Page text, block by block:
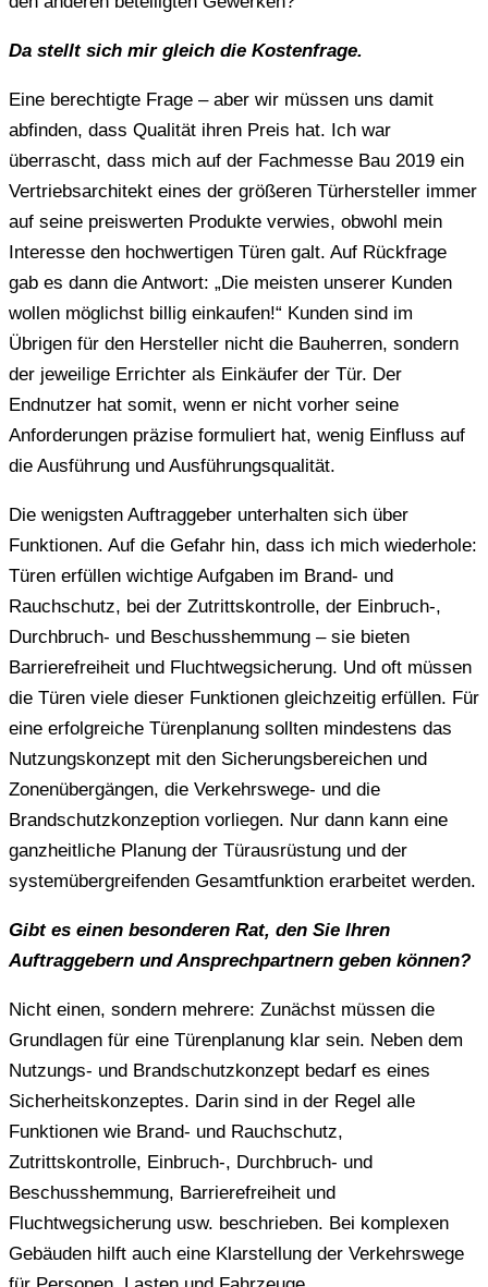
Da stellt sich mir gleich die Kostenfrage.
Eine berechtigte Frage – aber wir müssen uns damit
abfinden, dass Qualität ihren Preis hat. Ich war
überrascht, dass mich auf der Fachmesse Bau 2019 ein
Vertriebsarchitekt eines der größeren Türhersteller immer
auf seine preiswerten Produkte verwies, obwohl mein
Interesse den hochwertigen Türen galt. Auf Rückfrage
gab es dann die Antwort: „Die meisten unserer Kunden
wollen möglichst billig einkaufen!“ Kunden sind im
Übrigen für den Hersteller nicht die Bauherren, sondern
der jeweilige Errichter als Einkäufer der Tür. Der
Endnutzer hat somit, wenn er nicht vorher seine
Anforderungen präzise formuliert hat, wenig Einfluss auf
die Ausführung und Ausführungsqualität.
Die wenigsten Auftraggeber unterhalten sich über
Funktionen. Auf die Gefahr hin, dass ich mich wiederhole:
Türen erfüllen wichtige Aufgaben im Brand- und
Rauchschutz, bei der Zutrittskontrolle, der Einbruch-,
Durchbruch- und Beschusshemmung – sie bieten
Barrierefreiheit und Fluchtwegsicherung. Und oft müssen
die Türen viele dieser Funktionen gleichzeitig erfüllen. Für
eine erfolgreiche Türenplanung sollten mindestens das
Nutzungskonzept mit den Sicherungsbereichen und
Zonenübergängen, die Verkehrswege- und die
Brandschutzkonzeption vorliegen. Nur dann kann eine
ganzheitliche Planung der Türausrüstung und der
systemübergreifenden Gesamtfunktion erarbeitet werden.
Gibt es einen besonderen Rat, den Sie Ihren
Auftraggebern und Ansprechpartnern geben können?
Nicht einen, sondern mehrere: Zunächst müssen die
Grundlagen für eine Türenplanung klar sein. Neben dem
Nutzungs- und Brandschutzkonzept bedarf es eines
Sicherheitskonzeptes. Darin sind in der Regel alle
Funktionen wie Brand- und Rauchschutz,
Zutrittskontrolle, Einbruch-, Durchbruch- und
Beschusshemmung, Barrierefreiheit und
Fluchtwegsicherung usw. beschrieben. Bei komplexen
Gebäuden hilft auch eine Klarstellung der Verkehrswege